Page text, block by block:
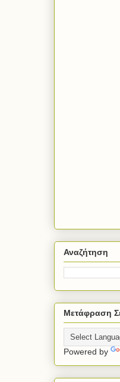
Αναζήτηση
Μετάφραση
Powered by